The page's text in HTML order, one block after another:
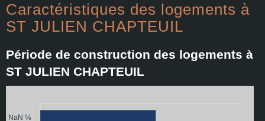
Caractéristiques des logements à
ST JULIEN CHAPTEUIL
Période de construction des logements à
ST JULIEN CHAPTEUIL
NaN %